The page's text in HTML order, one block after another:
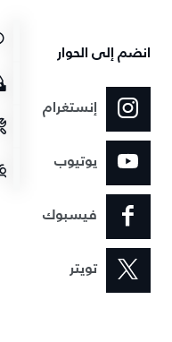
انضم إلى الحوار
إنستغرام
يوتيوب
فيسبوك
تويتر